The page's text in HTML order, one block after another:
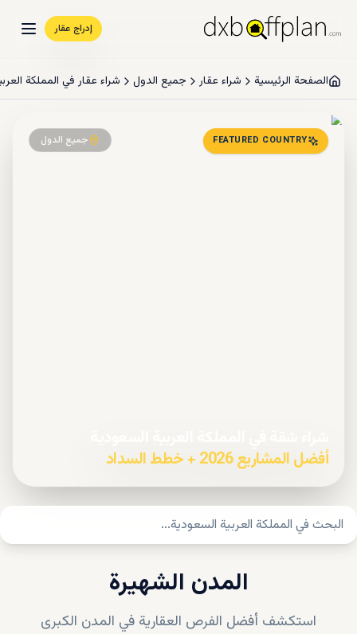
إدراج عقار
الصفحة الرئيسية شراء عقار جميع الدول شراء عقار في المملكة العربية
FEATURED COUNTRY جميع الدول
أفضل المشاريع 2026 + خطط السداد
المدن الشهيرة
استكشف أفضل الفرص العقارية في المدن الكبرى